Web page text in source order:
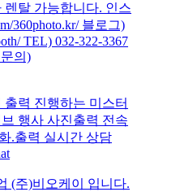
탈 가능합니다. 인스
360photo.kr/ 블로그)
TEL) 032-322-3367
문의)
력 진행하는 미스터
행사 사진출력 전속
.출력 실시간 상담
(주)비오케이 입니다.